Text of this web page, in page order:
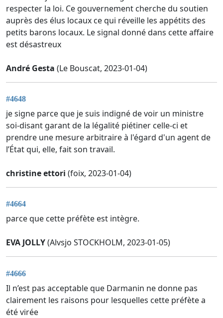
respecter la loi. Ce gouvernement cherche du soutien
auprès des élus locaux ce qui réveille les appétits des
petits barons locaux. Le signal donné dans cette affaire
est désastreux
André Gesta (Le Bouscat, 2023-01-04)
#4648
je signe parce que je suis indigné de voir un ministre
soi-disant garant de la légalité piétiner celle-ci et
prendre une mesure arbitraire à l'égard d'un agent de
l’État qui, elle, fait son travail.
christine ettori (foix, 2023-01-04)
#4664
parce que cette préfète est intègre.
EVA JOLLY(Alvsjo STOCKHOLM, 2023-01-05)
#4666
Il n’est pas acceptable que Darmanin ne donne pas
clairement les raisons pour lesquelles cette préfète a
été virée